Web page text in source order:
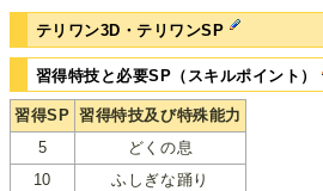
テリワン3D・テリワンSP
習得特技と必要SP（スキルポイント）
習得SP 習得特技及び特殊能力
5
どくの息
10
ふしぎな踊り